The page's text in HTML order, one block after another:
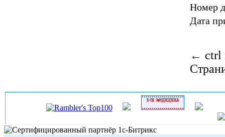
Номер
Дата
← ctrl